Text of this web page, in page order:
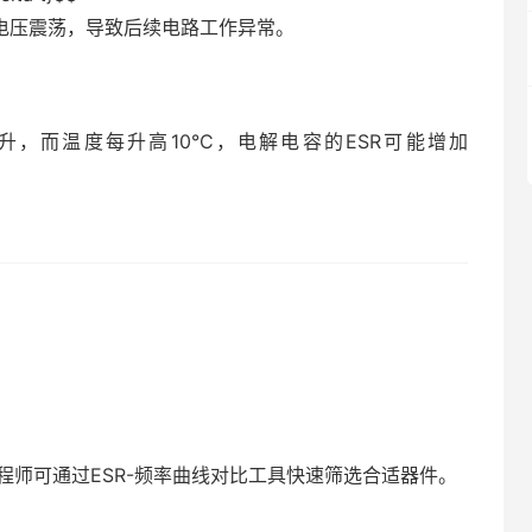
震荡，导致后续电路工作异常。
，而温度每升高10°C，电解电容的ESR可能增加
可通过ESR-频率曲线对比工具快速筛选合适器件。